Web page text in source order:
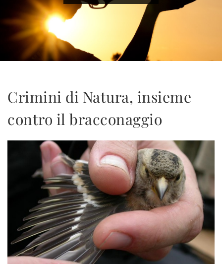
Crimini di Natura, insieme
contro il bracconaggio